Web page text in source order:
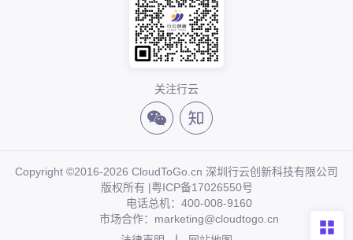
关注行云
Copyright ©2016-2026 CloudToGo.cn 深圳行云创新科技有限公司
版权所有 |粤ICP备17026550号
电话总机：400-008-9160
市场合作：marketing@cloudtogo.cn